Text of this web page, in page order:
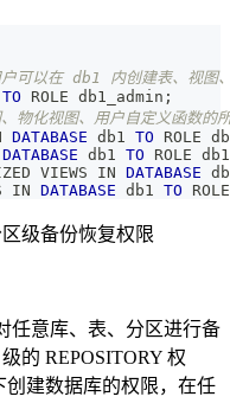
以在 db1 内创建表、视图
TO ROLE db1_admin ;
化视图、用户自定义函数的
DATABASE db1 TO ROLE
DATABASE db1 TO ROLE
VIEWS IN DATABASE
IN DATABASE db1 TO
级备份恢复权限
任意库、表、分区进行备
的 REPOSITORY 权
创建数据库的权限，在任